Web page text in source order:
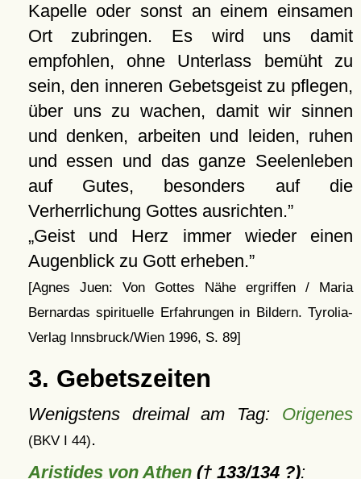
Kapelle oder sonst an einem einsamen
Ort zubringen. Es wird uns damit
empfohlen, ohne Unterlass bemüht zu
sein, den inneren Gebetsgeist zu pflegen,
über uns zu wachen, damit wir sinnen
und denken, arbeiten und leiden, ruhen
und essen und das ganze Seelenleben
auf Gutes, besonders auf die
Verherrlichung Gottes ausrichten.
Geist und Herz immer wieder einen
Augenblick zu Gott erheben.
[Agnes Juen: Von Gottes Nähe ergriffen / Maria
Bernardas spirituelle Erfahrungen in Bildern. Tyrolia-
Verlag Innsbruck/Wien 1996, S. 89]
3. Gebetszeiten
Wenigstens dreimal am Tag: Origenes
(BKV I 44).
Aristides von Athen(† 133/134 ?):